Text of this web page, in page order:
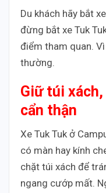
Du khách hãy bắt
đừng bắt xe Tuk
điểm tham quan.
thường.
Giữ túi
cẩn thận
Xe Tuk Tuk ở
có màn hay kính
chặt túi xách để
ngang cướp mất.